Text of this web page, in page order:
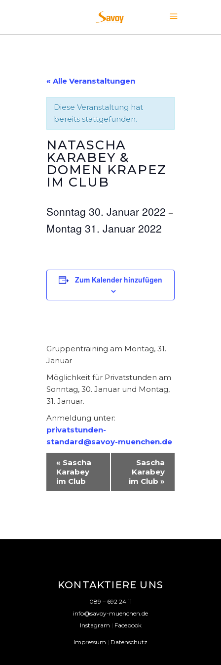
« Alle Veranstaltungen
Diese Veranstaltung hat
bereits stattgefunden.
NATASCHA
KARABEY &
DOMEN KRAPEZ
IM CLUB
Sonntag 30. Januar 2022–
Montag 31. Januar 2022
Zum Kalender hinzufügen
Gruppentraining am Montag, 31.
Januar
Möglichkeit für Privatstunden am
Sonntag, 30. Januar und Montag,
31. Januar.
Anmeldung unter:
privatstunden-
standard@savoy-muenchen.de
V
R
S
« Sascha
Karabey
im Club
Sascha
Karabey
im Club »
KONTAKTIERE UNS
089 – 692 24 11
info@savoy-muenchen.de
Instagram | Facebook
Impressum | Datenschutz